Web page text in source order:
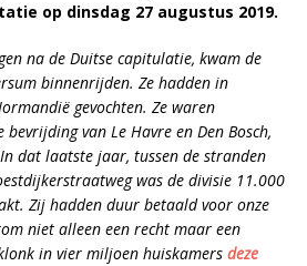
op dinsdag 27 augustus 2019.
na de Duitse capitulatie, kwam de
binnenrijden. Ze hadden in
gevochten. Ze waren
van Le Havre en Den Bosch,
dat laatste jaar, tussen de stranden
was de divisie 11.000
Zij hadden duur betaald voor onze
niet alleen een recht maar een
in vier miljoen huiskamers deze